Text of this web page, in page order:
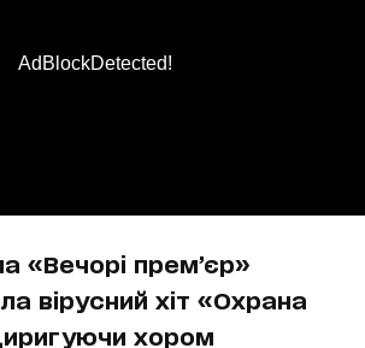
«Вечорі прем’єр»
вірусний хіт «Охрана
хором
AdBlockDetected!